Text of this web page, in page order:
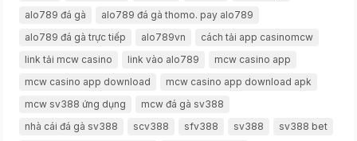
alo789 đá gà
alo789 đá gà thomo. pay alo789
alo789 đá gà trực tiếp
alo789vn
cách tải app casinomcw
link tải mcw casino
link vào alo789
mcw casino app
mcw casino app download
mcw casino app download apk
mcw sv388 ứng dụng
mcw đá gà sv388
nhà cái đá gà sv388
scv388 sfv388 sv388
sv388 bet